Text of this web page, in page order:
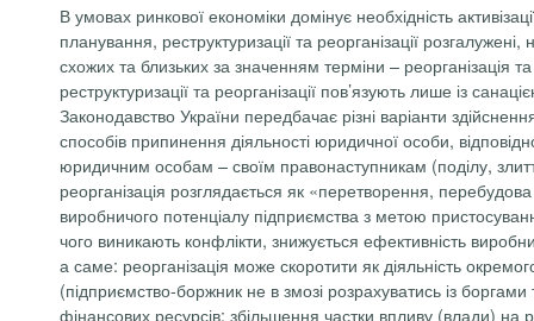
В умовах ринкової економіки домінує необхідність
планування, реструктуризації та реорганізації
схожих та близьких за значенням терміни – реорганізація
реструктуризації та реорганізації пов’язують лише із
Законодавство України передбачає різні варіанти
способів припинення діяльності юридичної особи,
юридичним особам – своїм правонаступникам (поділу,
реорганізація розглядається як «перетворення,
виробничого потенціалу підприємства з метою
чого виникають конфлікти, знижується ефективність
а саме: реорганізація може скоротити як діяльність
(підприємство-боржник не в змозі розрахуватись із
фінансових ресурсів; збільшення частки впливу (влади)